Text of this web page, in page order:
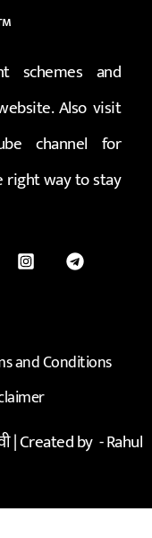
schemes and
Also visit
channel for
right way to stay
and Conditions
| Created by -Rahul